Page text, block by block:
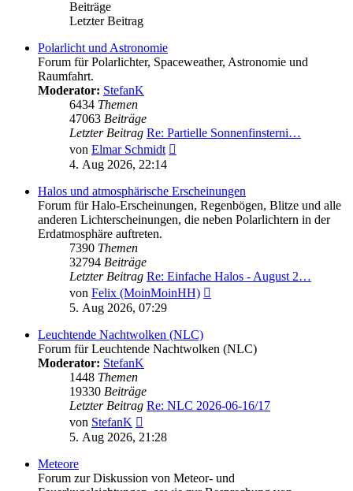
Beiträge
Letzter Beitrag
Polarlicht und Astronomie
Forum für Polarlichter, Spaceweather, Astronomie und
Raumfahrt.
Moderator: StefanK
6434 Themen
47063 Beiträge
Letzter Beitrag Re: Partielle Sonnenfinsterni…
von Elmar Schmidt
4. Aug 2026, 22:14
Halos und atmosphärische Erscheinungen
Forum für Halo-Erscheinungen, Regenbögen, Blitze und alle
anderen Lichterscheinungen, die neben Polarlichtern in der
Erdatmosphäre auftreten.
7390 Themen
32794 Beiträge
Letzter Beitrag Re: Einfache Halos - August 2…
von Felix (MoinMoinHH)
5. Aug 2026, 07:29
Leuchtende Nachtwolken (NLC)
Forum für Leuchtende Nachtwolken (NLC)
Moderator: StefanK
1448 Themen
19330 Beiträge
Letzter Beitrag Re: NLC 2026-06-16/17
von StefanK
Beitrag
5. Aug 2026, 21:28
Meteore
Forum zur Diskussion von Meteor- und